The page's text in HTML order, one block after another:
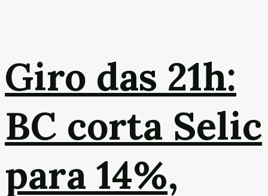
Giro das 21h:
BC corta Selic
para 14%,